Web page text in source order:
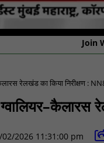
Join
रेलखंड का किया निरीक्षण :
02/2026 11:31:00 pm